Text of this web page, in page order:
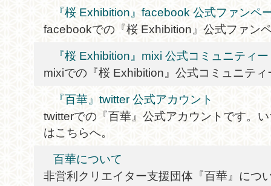
『桜 Exhibition』facebook 公式ファンペ
facebookでの『桜 Exhibition』公式ファン
『桜 Exhibition』mixi 公式コミュニティー
mixiでの『桜 Exhibition』公式コミュニティ
『百華』twitter 公式アカウント
twitterでの『百華』公式アカウントです。
はこちらへ。
百華について
非営利クリエイター支援団体『百華』につ